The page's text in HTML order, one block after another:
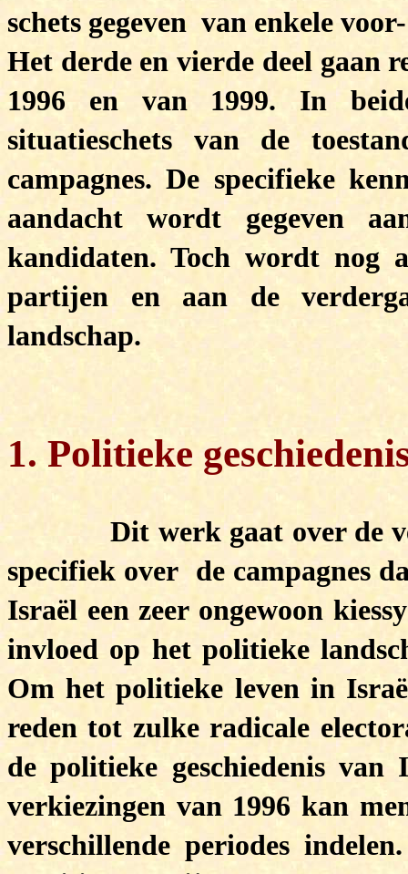
schets gegeven van enkele
Het derde en vierde deel gaan
1996 en van 1999. In
situatieschets van de
campagnes. De specifieke
aandacht wordt gegeven
kandidaten. Toch wordt nog
partijen en aan de
landschap.
1. Politieke
Dit werk gaat over de
specifiek over de campagnes
Israël een zeer ongewoon
invloed op het politieke
Om het politieke leven in
reden tot zulke radicale
de politieke geschiedenis
verkiezingen van 1996 kan
verschillende periodes